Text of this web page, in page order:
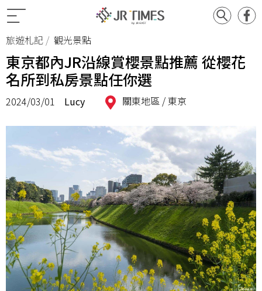
旅遊札記 觀光景點
東京都內JR沿線賞櫻景點推薦 從櫻花
名所到私房景點任你選
2024/03/01 Lucy 關東地區 /東京